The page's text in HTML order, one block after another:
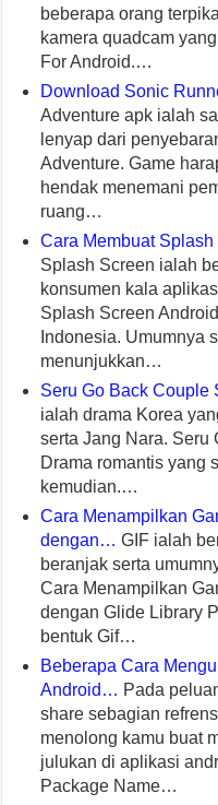
beberapa orang
kamera quadcam
For Android.…
Download Sonic
Adventure apk ialah
lenyap dari
Adventure. Game
hendak menemani
ruang…
Cara Membuat
Splash Screen ialah
konsumen kala
Splash Screen
Indonesia. Umumnya
menunjukkan…
Seru Go Back Couple
ialah drama Korea
serta Jang Nara. Seru
Drama romantis yang
kemudian.…
Cara Menampilkan
dengan… GIF ialah
beranjak serta
Cara Menampilkan
dengan Glide Library
bentuk Gif…
Beberapa Cara
Android… Pada
share sebagian
menolong kamu buat
julukan di aplikasi
Package Name…